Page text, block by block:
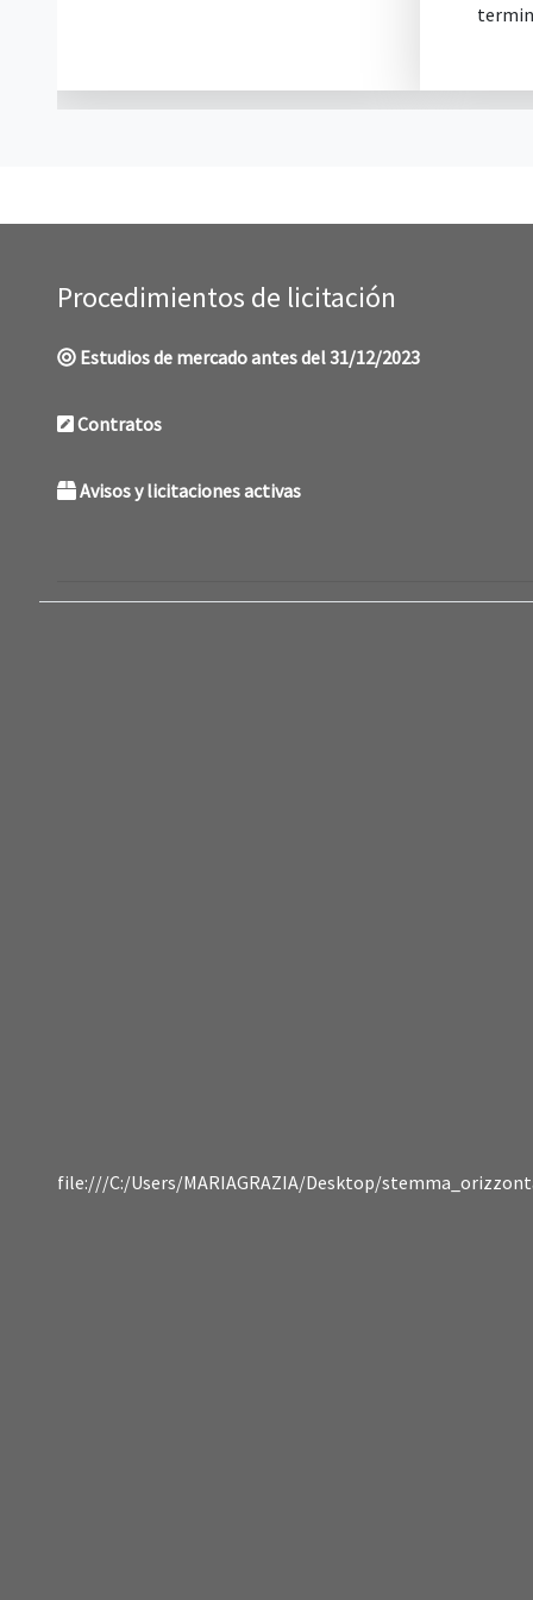
Procedimientos de licitación
Estudios de mercado antes del 31/12/2023
Contratos
Avisos y licitaciones activas
file:///C:/Users/MARIAGRAZIA/Desktop/